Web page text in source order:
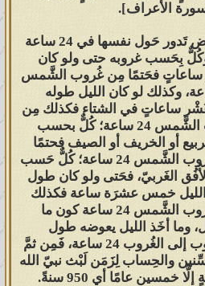
فهو يعلَم (سُبحانه) أنَّ الأرض تَدور حَول نفسها في 24 ساعة
بِحَسب غروبه حتى ولو كان
عَشر ساعاتٍ فحَتمًا مِن غُروب الشَّمس
الشَّمس 24 ساعة، وكذلك لو كان الليل طوله
عَشْر ساعاتٍ في الشتاء فكذلك مِن
غُروب الشَّمس إلى غُروب الشَّمس 24 ساعة؛ كُلٌّ بحسب
أو الخريف أو الصيف فحتمًا
مِن غُروب الشَّمس إلى غُروب الشَّمس 24 ساعة؛ كُلٌّ حَسب
الغَربيّ، فحَتى ولو كان طول
خمس عشرَة ساعة فكذلك
مِن غُروب الشَّمس إلى غُروب الشَّمس 24 ساعة كون ما
وما أخَذ الليل يعوضه طول
النهار، والمُهِم أنَّ من الغُروب إلى الغُروب 24 ساعة، فَمِن ثمَّ
والحِساب لِزَمَن لَبْث نبيّ الله
عامًا أي 950 سنةً.